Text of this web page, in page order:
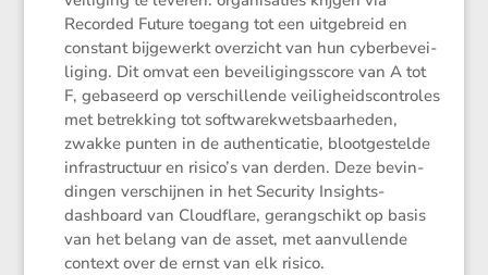
Recorded Future toegang tot een uitge­breid en
constant bijge­werkt overzicht van hun cyber­be­vei­
li­ging. Dit omvat een bevei­li­gings­score van A tot
F, gebaseerd op verschil­lende veilig­heids­con­troles
met betrek­king tot softwa­re­kwets­baar­heden,
zwakke punten in de authen­ti­catie, bloot­ge­stelde
infra­struc­tuur en risico’s van derden. Deze bevin­
dingen verschijnen in het Security Insights-
dashboard van Cloud­flare, gerang­schikt op basis
van het belang van de asset, met aanvul­lende
context over de ernst van elk risico.